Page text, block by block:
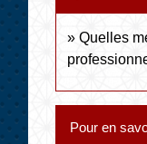
Quelles
Pour en